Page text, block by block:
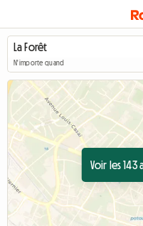
N'importe quand
Voir les 143